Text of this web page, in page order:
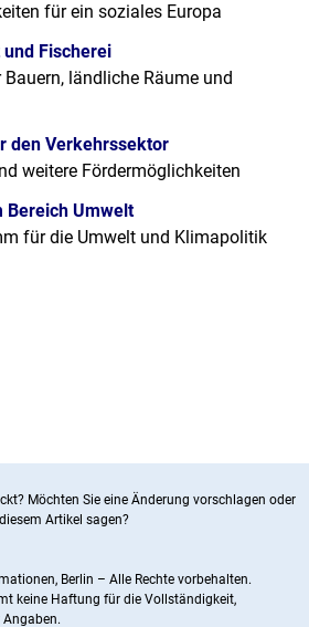
für ein soziales Europa
Fischerei
ländliche Räume und
den Verkehrssektor
weitere Fördermöglichkeiten
Bereich Umwelt
für die Umwelt und Klimapolitik
Möchten Sie eine Änderung vorschlagen oder
Artikel sagen?
Berlin – Alle Rechte vorbehalten.
keine Haftung für die Vollständigkeit,